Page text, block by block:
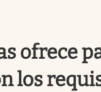
ofrece
los